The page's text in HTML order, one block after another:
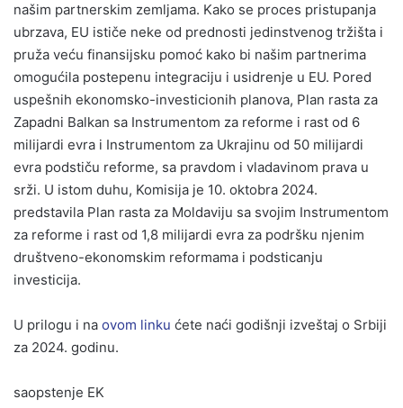
našim partnerskim zemljama. Kako se proces pristupanja
ubrzava, EU ističe neke od prednosti jedinstvenog tržišta i
pruža veću finansijsku pomoć kako bi našim partnerima
omogućila postepenu integraciju i usidrenje u EU. Pored
uspešnih ekonomsko-investicionih planova, Plan rasta za
Zapadni Balkan sa Instrumentom za reforme i rast od 6
milijardi evra i Instrumentom za Ukrajinu od 50 milijardi
evra podstiču reforme, sa pravdom i vladavinom prava u
srži. U istom duhu, Komisija je 10. oktobra 2024.
predstavila Plan rasta za Moldaviju sa svojim Instrumentom
za reforme i rast od 1,8 milijardi evra za podršku njenim
društveno-ekonomskim reformama i podsticanju
investicija.
U prilogu i na ovom linku ćete naći godišnji izveštaj o Srbiji
za 2024. godinu.
saopstenje EK